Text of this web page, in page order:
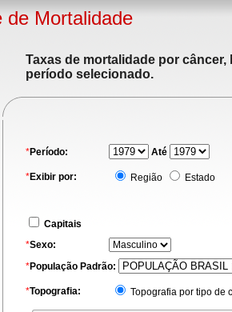
de Mortalidade
Taxas de mortalidade por
período selecionado.
*Período: Até
*Exibir por: Região Estado
Capitais
*Sexo:
*População Padrão:
*Topografia: Topografia por tipo de